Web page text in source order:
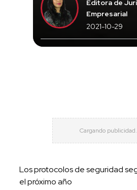
Editora de
Empresarial
2021-10-29
Los protocolos de seguridad
el próximo año